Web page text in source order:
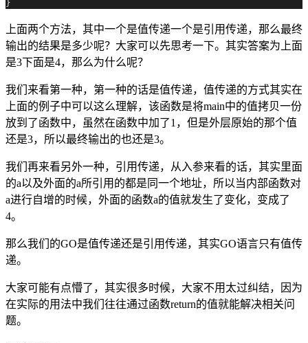
上面两个方法，其中一个是值传递一个是引用传递，那么最终
输出的结果是多少呢？大家可以先思考一下。其实答案为上面
是3下面是4，那么为什么呢？
我们来看第一种，第一种的话是值传递，值传递的方式其实在
上面的例子中可以这么理解，该函数是将main中的值拷贝一份
放到了函数中，虽然在函数中加了1，但是外层原始的那个值
还是3，所以最终输出的也还是3。
我们再来看另外一种，引用传递，从入参来看的话，其实里面
的a以及外面的a所引用的都是同一个地址，所以当内部函数对
a进行自增的时候，外面的函数a的值就发生了变化，变成了
4。
那么我们的GO是值传递还是引用传递，其实GO语言只有值传
递。
大家可能有点懵了，其实很多时候，大家不用太过纠结，因为
在实际的用法中我们往往通过函数return的值就能解决相关问
题。